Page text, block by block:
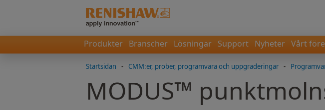
Produkter Branscher Lösningar Support Nyheter Vårt
Startsidan - CMM:er, prober, programvara och uppgraderingar -
MODUS™